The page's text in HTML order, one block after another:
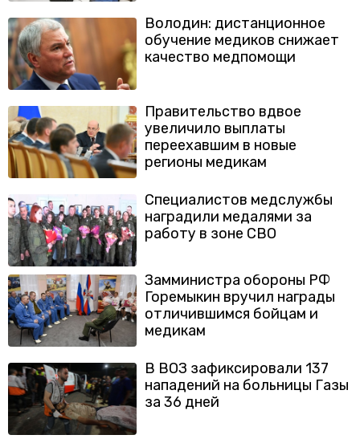
Володин: дистанционное
обучение медиков снижает
качество медпомощи
Правительство вдвое
увеличило выплаты
переехавшим в новые
регионы медикам
Специалистов медслужбы
наградили медалями за
работу в зоне СВО
Замминистра обороны РФ
Горемыкин вручил награды
отличившимся бойцам и
медикам
В ВОЗ зафиксировали 137
нападений на больницы Газы
за 36 дней